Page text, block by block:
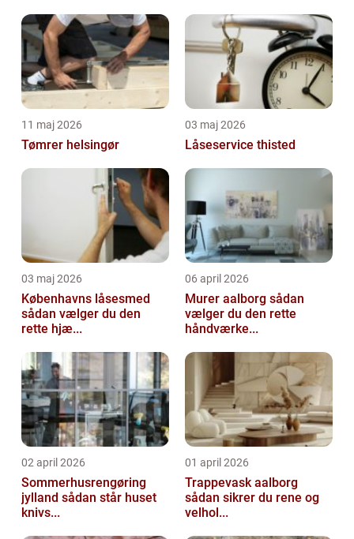
11 maj 2026
Tømrer helsingør
03 maj 2026
Låseservice thisted
03 maj 2026
Københavns låsesmed
sådan vælger du den
rette hjæ...
06 april 2026
Murer aalborg sådan
vælger du den rette
håndværke...
02 april 2026
Sommerhusrengøring
jylland sådan står huset
knivs...
01 april 2026
Trappevask aalborg
sådan sikrer du rene og
velhol...